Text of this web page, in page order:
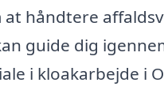
håndtere
guide dig
i kloakarbejde i